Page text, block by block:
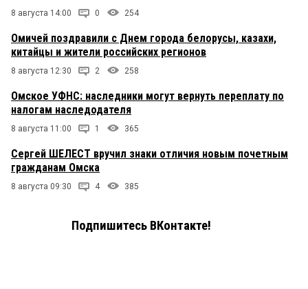
8 августа 14:00 0 254
Омичей поздравили с Днем города белорусы, казахи,
китайцы и жители российских регионов
8 августа 12:30 2 258
Омское УФНС: наследники могут вернуть переплату по
налогам наследодателя
8 августа 11:00 1 365
Сергей ШЕЛЕСТ вручил знаки отличия новым почетным
гражданам Омска
8 августа 09:30 4 385
Подпишитесь ВКонтакте!